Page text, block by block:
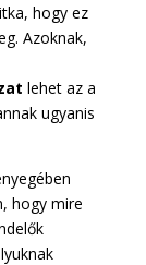
hogy ez
Azoknak,
lehet az a
ugyanis
hogy mire